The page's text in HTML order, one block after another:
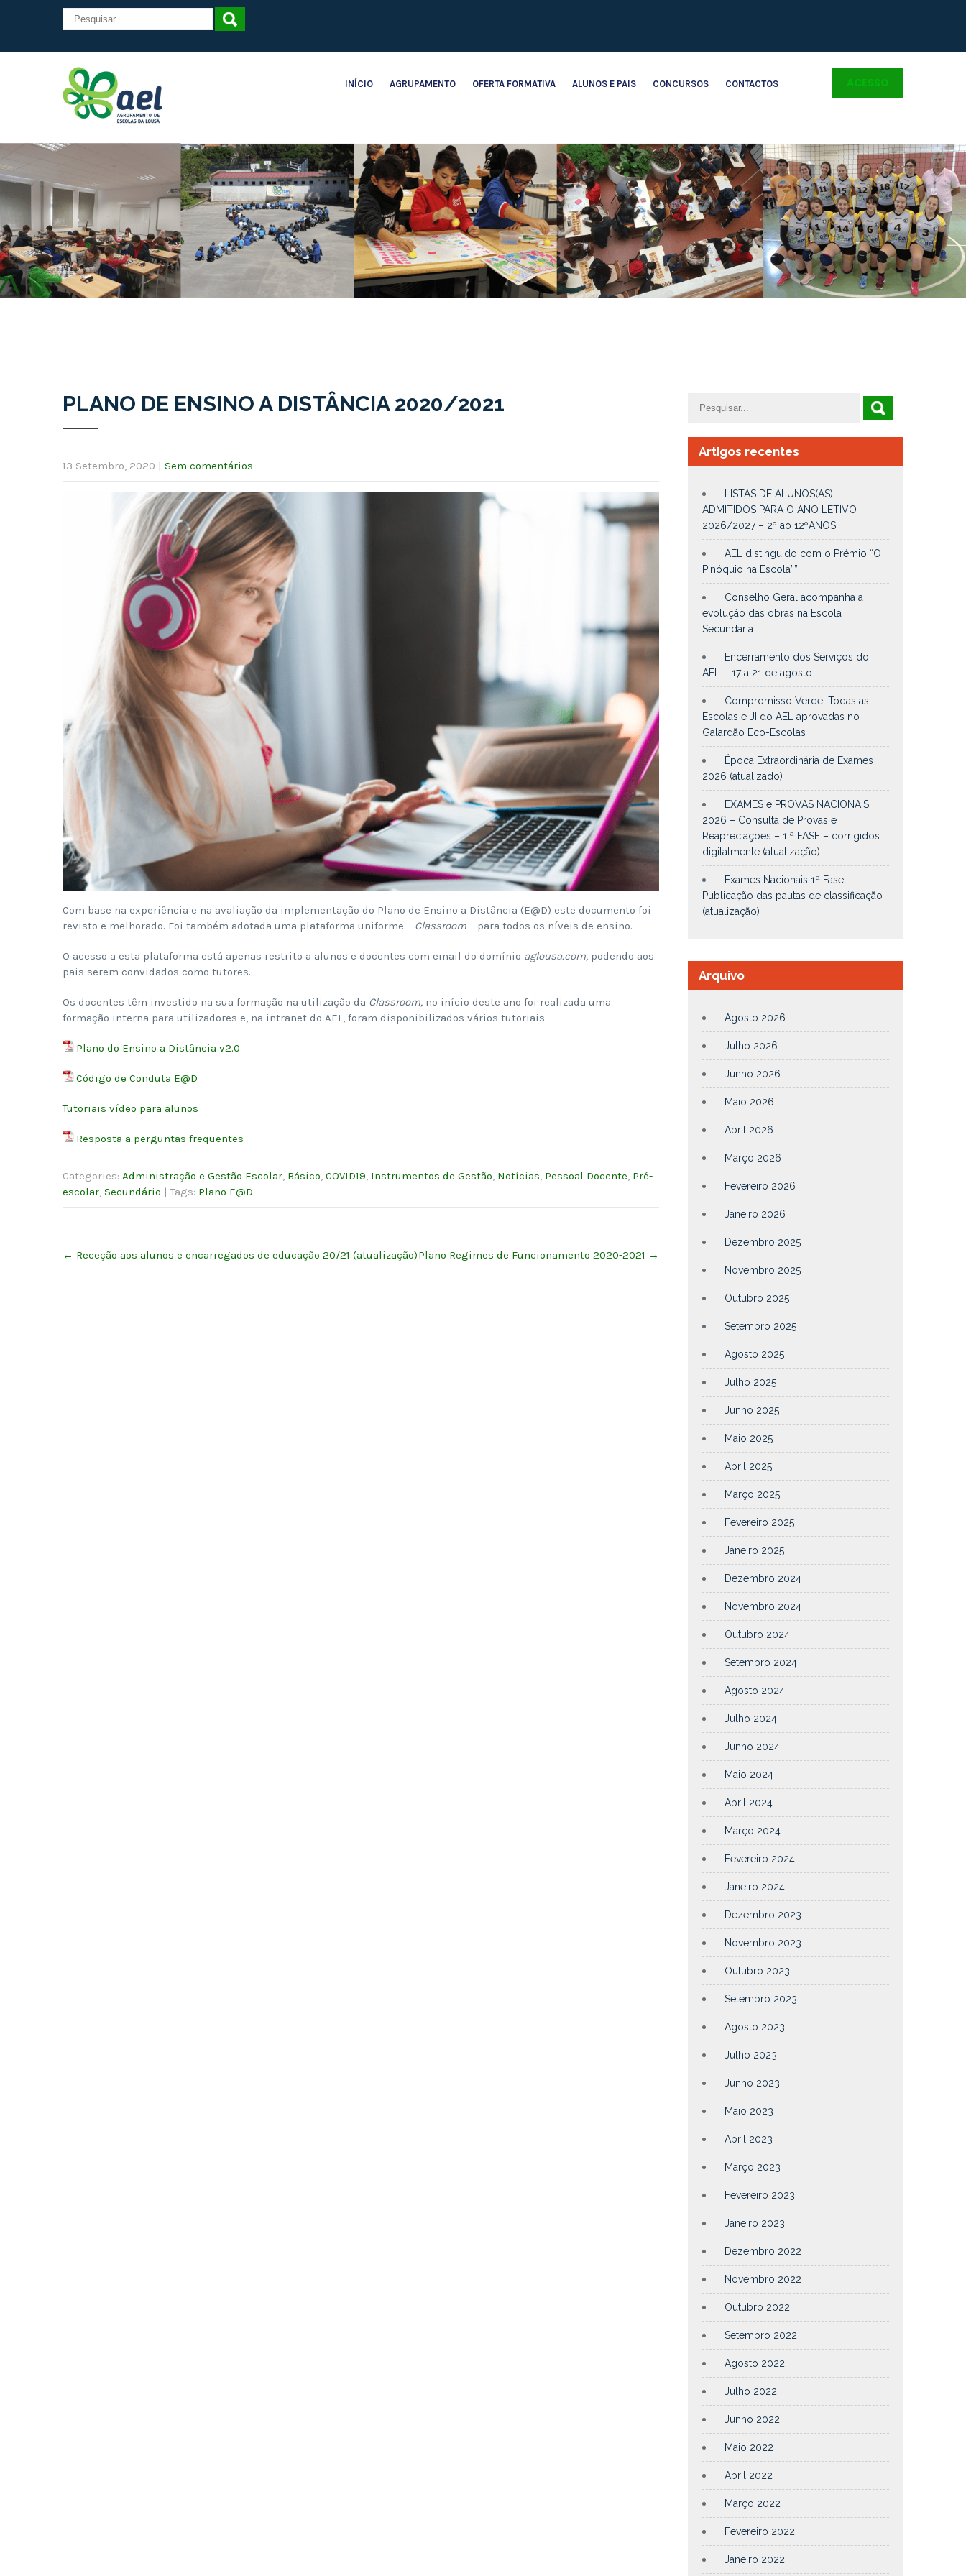
INÍCIO AGRUPAMENTO OFERTA FORMATIVA ALUNOS E PAIS CONCURSOS CONTACTOS ACESSO
PLANO DE ENSINO A DISTÂNCIA 2020/2021
13 Setembro, 2020 | Sem comentários
Com base na experiência e na avaliação da implementação do Plano de Ensino a Distância (E@D) este documento foi
revisto e melhorado. Foi também adotada uma plataforma uniforme – Classroom – para todos os níveis de ensino.
O acesso a esta plataforma está apenas restrito a alunos e docentes com email do domínio aglousa.com, podendo aos
pais serem convidados como tutores.
Os docentes têm investido na sua formação na utilização da Classroom, no início deste ano foi realizada uma
formação interna para utilizadores e, na intranet do AEL, foram disponibilizados vários tutoriais.
Plano do Ensino a Distância v2.0
Código de Conduta E@D
Tutoriais vídeo para alunos
Resposta a perguntas frequentes
Categories: Administração e Gestão Escolar, Básico, COVID19, Instrumentos de Gestão, Notícias, Pessoal Docente, Pré-
escolar, Secundário | Tags: Plano E@D
navigation
← Receção aos alunos e encarregados de educação 20/21 (atualização)Plano Regimes de Funcionamento 2020-2021 →
Artigos recentes
LISTAS DE ALUNOS(AS)
ADMITIDOS PARA O ANO LETIVO
2026/2027 – 2º ao 12ºANOS
AEL distinguido com o Prémio “O
Pinóquio na Escola””
Conselho Geral acompanha a
evolução das obras na Escola
Secundária
Encerramento dos Serviços do
AEL – 17 a 21 de agosto
Compromisso Verde: Todas as
Escolas e JI do AEL aprovadas no
Galardão Eco-Escolas
Época Extraordinária de Exames
2026 (atualizado)
EXAMES e PROVAS NACIONAIS
2026 – Consulta de Provas e
Reapreciações – 1.ª FASE – corrigidos
digitalmente (atualização)
Exames Nacionais 1ª Fase –
Publicação das pautas de classificação
(atualização)
Arquivo
Agosto 2026
Julho 2026
Junho 2026
Maio 2026
Abril 2026
Março 2026
Fevereiro 2026
Janeiro 2026
Dezembro 2025
Novembro 2025
Outubro 2025
Setembro 2025
Agosto 2025
Julho 2025
Junho 2025
Maio 2025
Abril 2025
Março 2025
Fevereiro 2025
Janeiro 2025
Dezembro 2024
Novembro 2024
Outubro 2024
Setembro 2024
Agosto 2024
Julho 2024
Junho 2024
Maio 2024
Abril 2024
Março 2024
Fevereiro 2024
Janeiro 2024
Dezembro 2023
Novembro 2023
Outubro 2023
Setembro 2023
Agosto 2023
Julho 2023
Junho 2023
Maio 2023
Abril 2023
Março 2023
Fevereiro 2023
Janeiro 2023
Dezembro 2022
Novembro 2022
Outubro 2022
Setembro 2022
Agosto 2022
Julho 2022
Junho 2022
Maio 2022
Abril 2022
Março 2022
Fevereiro 2022
Janeiro 2022